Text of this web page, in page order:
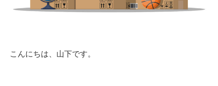
こんにちは、山下です。